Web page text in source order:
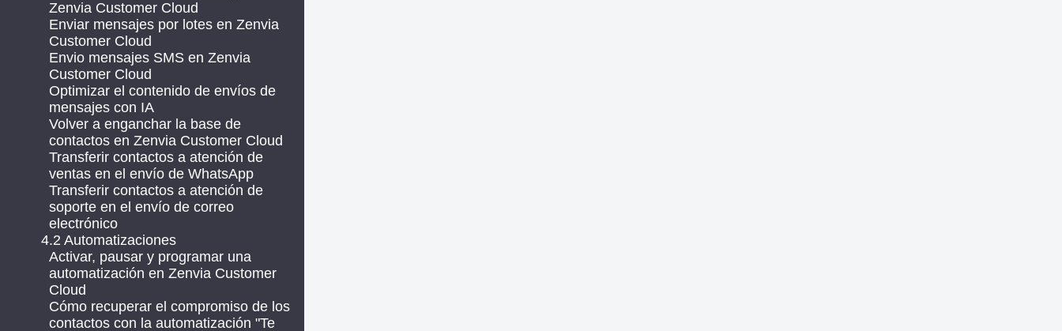
Zenvia Customer Cloud
Enviar mensajes por lotes en Zenvia
Customer Cloud
Envio mensajes SMS en Zenvia
Customer Cloud
Optimizar el contenido de envíos de
mensajes con IA
Volver a enganchar la base de
contactos en Zenvia Customer Cloud
Transferir contactos a atención de
ventas en el envío de WhatsApp
Transferir contactos a atención de
soporte en el envío de correo
electrónico
4.2 Automatizaciones
Activar, pausar y programar una
automatización en Zenvia Customer
Cloud
Cómo recuperar el compromiso de los
contactos con la automatización "Te